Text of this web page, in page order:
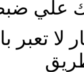
علي
لا